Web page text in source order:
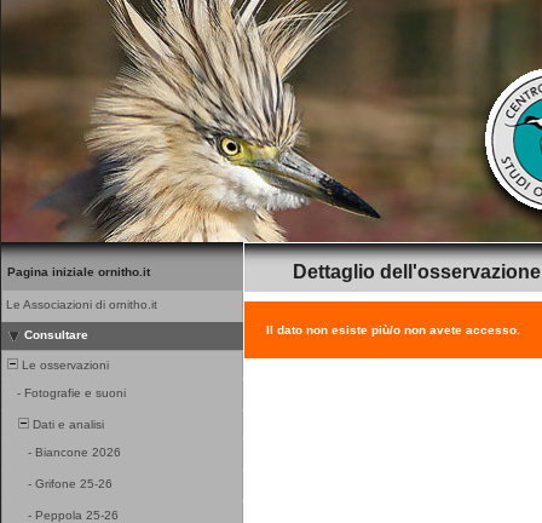
Pagina iniziale ornitho.it
Le Associazioni di ornitho.it
Consultare
Le osservazioni
- Fotografie e suoni
Dati e analisi
- Biancone 2026
- Grifone 25-26
- Peppola 25-26
Dettaglio dell'osservazione
Il dato non esiste più/o non avete accesso.